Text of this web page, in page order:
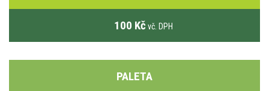
100 Kč vč. DPH
PALETA